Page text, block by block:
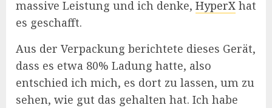
massive Leistung und ich denke, HyperX hat
es geschafft.
Aus der Verpackung berichtete dieses Gerät,
dass es etwa 80% Ladung hatte, also
entschied ich mich, es dort zu lassen, um zu
sehen, wie gut das gehalten hat. Ich habe